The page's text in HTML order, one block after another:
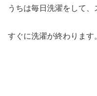
うちは毎日洗濯をして
すぐに洗濯が終わります